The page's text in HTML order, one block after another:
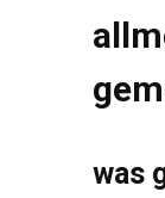
was